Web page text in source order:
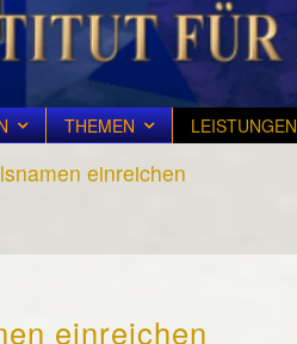
THEMEN LEISTUNGEN
einreichen
einreichen